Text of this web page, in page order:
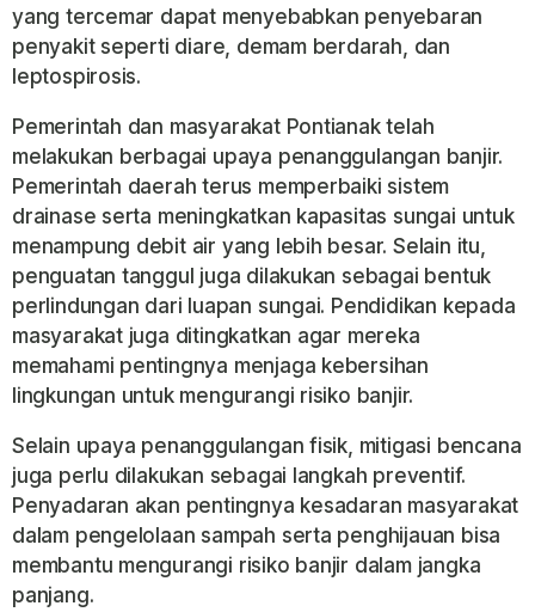
yang tercemar dapat menyebabkan penyebaran
penyakit seperti diare, demam berdarah, dan
leptospirosis.
Pemerintah dan masyarakat Pontianak telah
melakukan berbagai upaya penanggulangan banjir.
Pemerintah daerah terus memperbaiki sistem
drainase serta meningkatkan kapasitas sungai untuk
menampung debit air yang lebih besar. Selain itu,
penguatan tanggul juga dilakukan sebagai bentuk
perlindungan dari luapan sungai. Pendidikan kepada
masyarakat juga ditingkatkan agar mereka
memahami pentingnya menjaga kebersihan
lingkungan untuk mengurangi risiko banjir.
Selain upaya penanggulangan fisik, mitigasi bencana
juga perlu dilakukan sebagai langkah preventif.
Penyadaran akan pentingnya kesadaran masyarakat
dalam pengelolaan sampah serta penghijauan bisa
membantu mengurangi risiko banjir dalam jangka
panjang.